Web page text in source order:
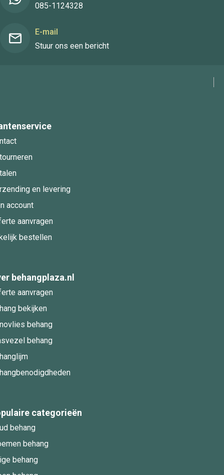
085-1124328
E-mail
Stuur ons een bericht
en levering
account
aanvragen
bestellen
behangplaza.nl
aanvragen
bekijken
behang
behang
categorieën
behang
behang
behang